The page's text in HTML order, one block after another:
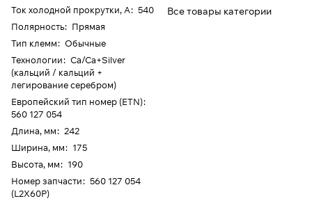
Ток холодной прокрутки, А: 540
Полярность: Прямая
Тип клемм: Обычные
Технологии: Ca/Ca+Silver
(кальций / кальций +
легирование серебром)
Европейский тип номер (ETN):
560 127 054
Длина, мм: 242
Ширина, мм: 175
Высота, мм: 190
Номер запчасти: 560 127 054
(L2X60P)
Все товары категории